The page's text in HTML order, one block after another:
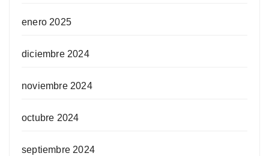
enero 2025
diciembre 2024
noviembre 2024
octubre 2024
septiembre 2024